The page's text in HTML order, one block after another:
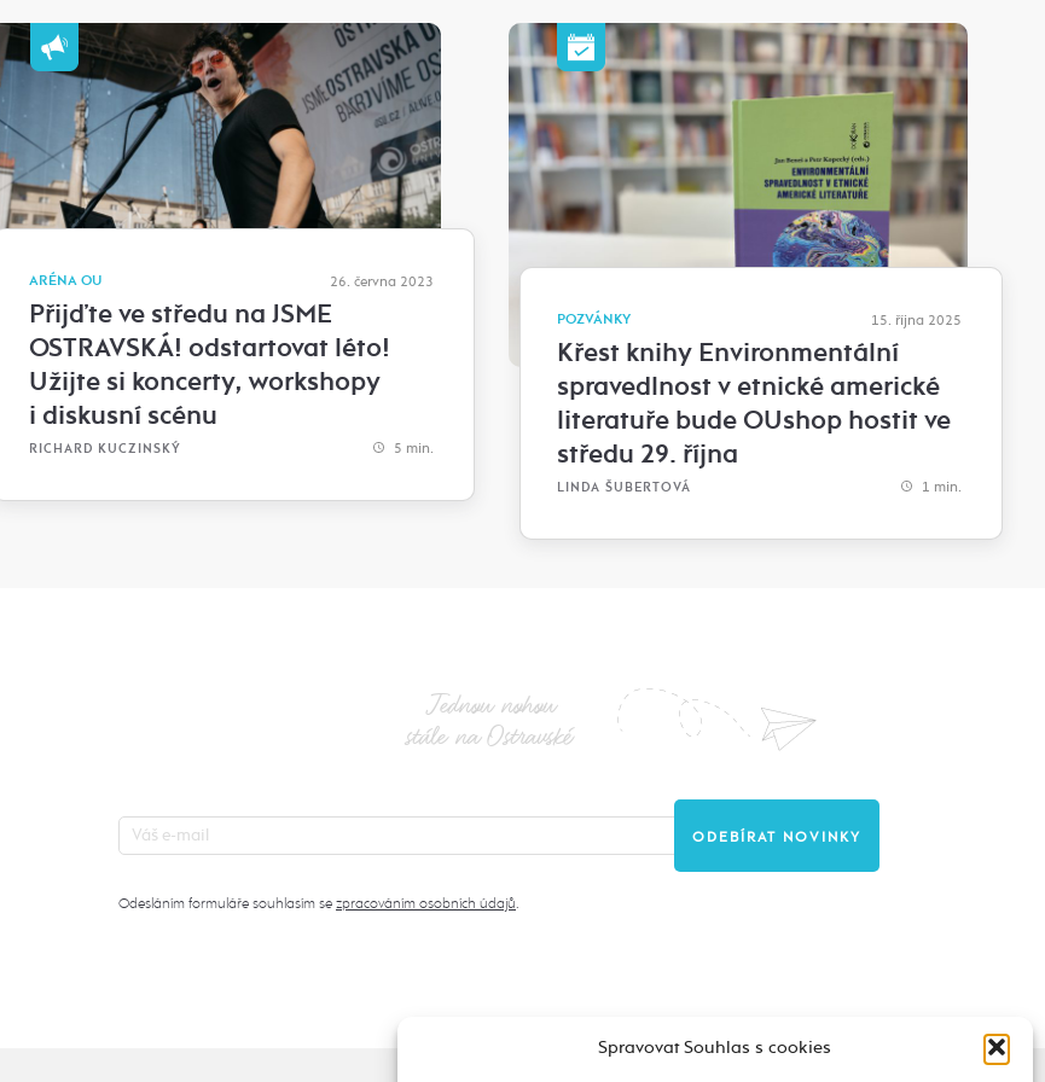
Spravovat Souhlas s cookies
ARÉNA OU 26. června 2023
Přijďte ve středu na JSME
OSTRAVSKÁ! odstartovat léto!
Užijte si koncerty, workshopy
i diskusní scénu
RICHARD KUCZINSKÝ 5 min.
POZVÁNKY 15. října 2025
Křest knihy Environmentální
spravedlnost v etnické americké
literatuře bude OUshop hostit ve
středu 29. října
LINDA ŠUBERTOVÁ 1 min.
Jednou nohou
stále na Ostravské
Odesláním formuláře souhlasím se zpracováním osobních údajů.